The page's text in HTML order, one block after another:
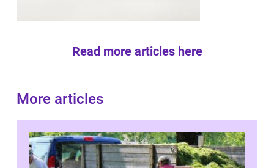
Read more articles here
More articles